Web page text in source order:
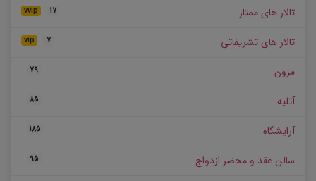
تالار های ممتاز vvip 17
تالار های تشریفاتی vip 7
مزون 79
آتلیه 85
آرایشگاه 185
سالن عقد و محضر ازدواج 95